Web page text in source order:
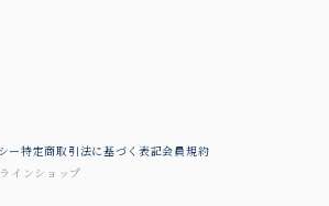
ー特定商取引法に基づく表記会員規約
インショップ